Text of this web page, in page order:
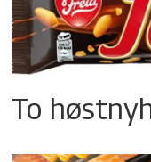
To